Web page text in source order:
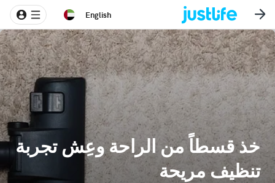
English
خذ قسطاً من الراحة وعِش تجربة
تنظيف مريحة